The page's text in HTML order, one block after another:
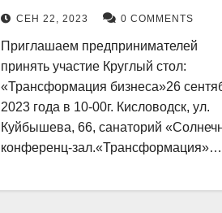
СЕН 22, 2023 0 COMMENTS
Приглашаем предпринимателей
принять участие Круглый стол:
«Трансформация бизнеса»26
2023 года в 10-00г. Кисловодск, ул.
Куйбышева, 66, санаторий
конференц-зал.«Трансформация»…